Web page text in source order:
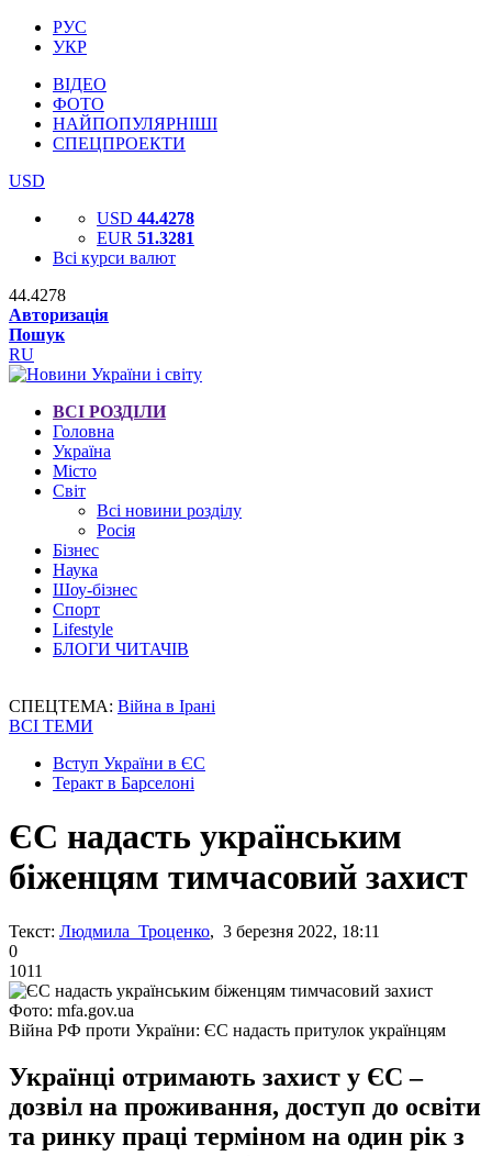
РУС
УКР
ВІДЕО
ФОТО
НАЙПОПУЛЯРНІШІ
СПЕЦПРОЕКТИ
USD
USD 44.4278
EUR 51.3281
Всі курси валют
44.4278
Авторизація
Пошук
RU
ВСІ РОЗДІЛИ
Головна
Україна
Місто
Світ
Всі новини розділу
Росія
Бізнес
Наука
Шоу-бізнес
Спорт
Lifestyle
БЛОГИ ЧИТАЧІВ
СПЕЦТЕМА: Війна в Ірані
ВСІ ТЕМИ
Вступ України в ЄС
Теракт в Барселоні
ЄС надасть українським
біженцям тимчасовий захист
Текст: Людмила Троценко, 3 березня 2022, 18:11
0
1011
Фото: mfa.gov.ua
Війна РФ проти України: ЄС надасть притулок українцям
Українці отримають захист у ЄС –
дозвіл на проживання, доступ до освіти
та ринку праці терміном на один рік з